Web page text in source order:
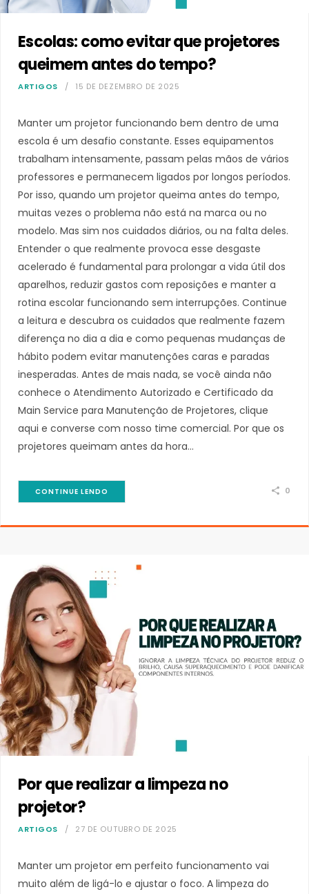
Escolas: como evitar que projetores
queimem antes do tempo?
ARTIGOS 15 DE DEZEMBRO DE 2025
Manter um projetor funcionando bem dentro de uma
escola é um desafio constante. Esses equipamentos
trabalham intensamente, passam pelas mãos de vários
professores e permanecem ligados por longos períodos.
Por isso, quando um projetor queima antes do tempo,
muitas vezes o problema não está na marca ou no
modelo. Mas sim nos cuidados diários, ou na falta deles.
Entender o que realmente provoca esse desgaste
acelerado é fundamental para prolongar a vida útil dos
aparelhos, reduzir gastos com reposições e manter a
rotina escolar funcionando sem interrupções. Continue
a leitura e descubra os cuidados que realmente fazem
diferença no dia a dia e como pequenas mudanças de
hábito podem evitar manutenções caras e paradas
inesperadas. Antes de mais nada, se você ainda não
conhece o Atendimento Autorizado e Certificado da
Main Service para Manutenção de Projetores, clique
aqui e converse com nosso time comercial. Por que os
projetores queimam antes da hora…
CONTINUE LENDO 0
Por que realizar a limpeza no
projetor?
ARTIGOS 27 DE OUTUBRO DE 2025
Manter um projetor em perfeito funcionamento vai
muito além de ligá-lo e ajustar o foco. A limpeza do